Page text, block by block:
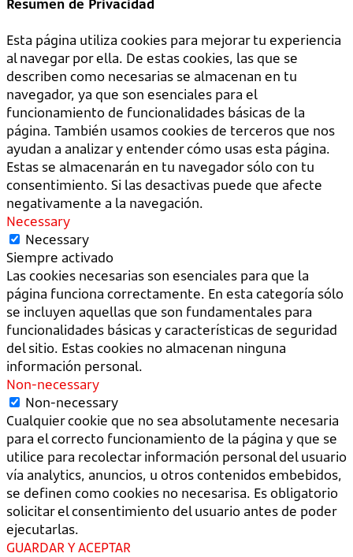
Resumen de Privacidad
Esta página utiliza cookies para mejorar tu experiencia
al navegar por ella. De estas cookies, las que se
describen como necesarias se almacenan en tu
navegador, ya que son esenciales para el
funcionamiento de funcionalidades básicas de la
página. También usamos cookies de terceros que nos
ayudan a analizar y entender cómo usas esta página.
Estas se almacenarán en tu navegador sólo con tu
consentimiento. Si las desactivas puede que afecte
negativamente a la navegación.
Necessary
Necessary
Siempre activado
Las cookies necesarias son esenciales para que la
página funciona correctamente. En esta categoría sólo
se incluyen aquellas que son fundamentales para
funcionalidades básicas y características de seguridad
del sitio. Estas cookies no almacenan ninguna
información personal.
Non-necessary
Non-necessary
Cualquier cookie que no sea absolutamente necesaria
para el correcto funcionamiento de la página y que se
utilice para recolectar información personal del usuario
vía analytics, anuncios, u otros contenidos embebidos,
se definen como cookies no necesarisa. Es obligatorio
solicitar el consentimiento del usuario antes de poder
ejecutarlas.
GUARDAR Y ACEPTAR